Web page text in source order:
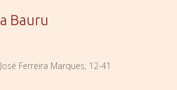
Bauru
Ferreira Marques, 12-41